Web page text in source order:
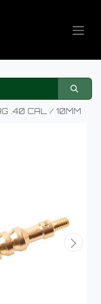
.40 CAL / 10MM